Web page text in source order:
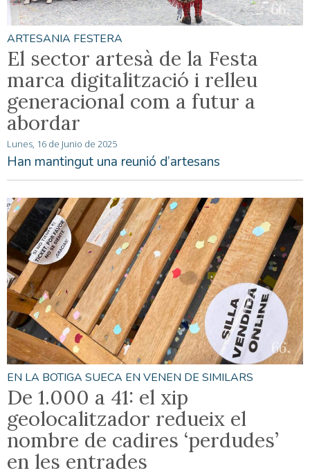
ARTESANIA FESTERA
El sector artesà de la Festa
marca digitalització i relleu
generacional com a futur a
abordar
Lunes, 16 de Junio de 2025
Han mantingut una reunió d’artesans
EN LA BOTIGA SUECA EN VENEN DE SIMILARS
De 1.000 a 41: el xip
geolocalitzador redueix el
nombre de cadires ‘perdudes’
en les entrades